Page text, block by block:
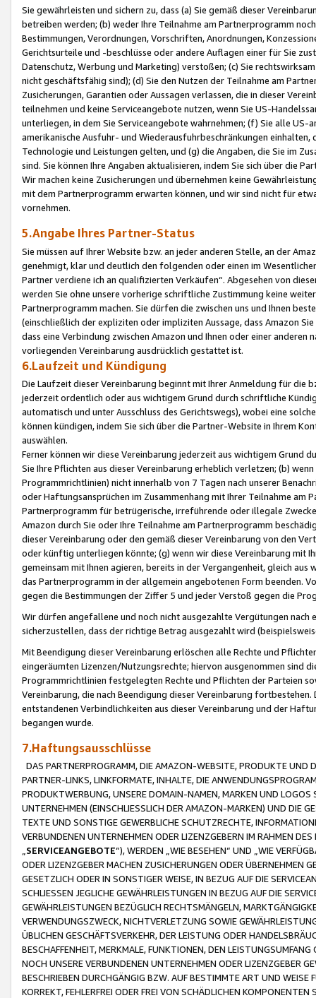
Sie gewährleisten und sichern zu, dass (a) Sie gemäß dieser
betreiben werden; (b) weder Ihre Teilnahme am Partnerprogramm
Bestimmungen, Verordnungen, Vorschriften, Anordnungen,
Gerichtsurteile und -beschlüsse oder andere Auflagen einer für Sie
Datenschutz, Werbung und Marketing) verstoßen; (c) Sie
nicht geschäftsfähig sind); (d) Sie den Nutzen der Teilnahme am
Zusicherungen, Garantien oder Aussagen verlassen, die in dieser
teilnehmen und keine Serviceangebote nutzen, wenn Sie US-
unterliegen, in dem Sie Serviceangebote wahrnehmen; (f) Sie alle
amerikanische Ausfuhr- und Wiederausfuhrbeschränkungen
Technologie und Leistungen gelten, und (g) die Angaben, die Sie im
sind. Sie können Ihre Angaben aktualisieren, indem Sie sich über die
Wir machen keine Zusicherungen und übernehmen keine
mit dem Partnerprogramm erwarten können, und wir sind nicht für
vornehmen.
5.Angabe Ihres Partner-Status
Sie müssen auf Ihrer Website bzw. an jeder anderen Stelle, an der
genehmigt, klar und deutlich den folgenden oder einen im
Partner verdiene ich an qualifizierten Verkäufen“. Abgesehen von
werden Sie ohne unsere vorherige schriftliche Zustimmung keine
Partnerprogramm machen. Sie dürfen die zwischen uns und Ihnen
(einschließlich der expliziten oder impliziten Aussage, dass Amazon
dass eine Verbindung zwischen Amazon und Ihnen oder einer
vorliegenden Vereinbarung ausdrücklich gestattet ist.
6.Laufzeit und Kündigung
Die Laufzeit dieser Vereinbarung beginnt mit Ihrer Anmeldung für die
jederzeit ordentlich oder aus wichtigem Grund durch schriftliche
automatisch und unter Ausschluss des Gerichtswegs), wobei eine
können kündigen, indem Sie sich über die Partner-Website in Ihrem
auswählen.
Ferner können wir diese Vereinbarung jederzeit aus wichtigem Grund
Sie Ihre Pflichten aus dieser Vereinbarung erheblich verletzen; (b)
Programmrichtlinien) nicht innerhalb von 7 Tagen nach unserer
oder Haftungsansprüchen im Zusammenhang mit Ihrer Teilnahme am
Partnerprogramm für betrügerische, irreführende oder illegale
Amazon durch Sie oder Ihre Teilnahme am Partnerprogramm
dieser Vereinbarung oder den gemäß dieser Vereinbarung von den
oder künftig unterliegen könnte; (g) wenn wir diese Vereinbarung mit
gemeinsam mit Ihnen agieren, bereits in der Vergangenheit, gleich
das Partnerprogramm in der allgemein angebotenen Form beenden.
gegen die Bestimmungen der Ziffer 5 und jeder Verstoß gegen die
Wir dürfen angefallene und noch nicht ausgezahlte Vergütungen
sicherzustellen, dass der richtige Betrag ausgezahlt wird
Mit Beendigung dieser Vereinbarung erlöschen alle Rechte und
eingeräumten Lizenzen/Nutzungsrechte; hiervon ausgenommen sind
Programmrichtlinien festgelegten Rechte und Pflichten der Parteien
Vereinbarung, die nach Beendigung dieser Vereinbarung
entstandenen Verbindlichkeiten aus dieser Vereinbarung und der
begangen wurde.
7.Haftungsausschlüsse
DAS PARTNERPROGRAMM, DIE AMAZON-WEBSITE, PRODUKTE UND
PARTNER-LINKS, LINKFORMATE, INHALTE, DIE
PRODUKTWERBUNG, UNSERE DOMAIN-NAMEN, MARKEN UND
UNTERNEHMEN (EINSCHLIESSLICH DER AMAZON-MARKEN) UND DIE
TEXTE UND SONSTIGE GEWERBLICHE SCHUTZRECHTE,
VERBUNDENEN UNTERNEHMEN ODER LIZENZGEBERN IM RAHMEN
SERVICEANGEBOTE“), WERDEN „WIE BESEHEN“ UND „WIE
ODER LIZENZGEBER MACHEN ZUSICHERUNGEN ODER ÜBERNEHMEN
GESETZLICH ODER IN SONSTIGER WEISE, IN BEZUG AUF DIE
SCHLIESSEN JEGLICHE GEWÄHRLEISTUNGEN IN BEZUG AUF DIE
GEWÄHRLEISTUNGEN BEZÜGLICH RECHTSMÄNGELN,
VERWENDUNGSZWECK, NICHTVERLETZUNG SOWIE
ÜBLICHEN GESCHÄFTSVERKEHR, DER LEISTUNG ODER
BESCHAFFENHEIT, MERKMALE, FUNKTIONEN, DEN
NOCH UNSERE VERBUNDENEN UNTERNEHMEN ODER LIZENZGEBER
BESCHRIEBEN DURCHGÄNGIG BZW. AUF BESTIMMTE ART UND
KORREKT, FEHLERFREI ODER FREI VON SCHÄDLICHEN